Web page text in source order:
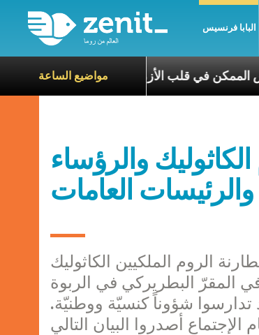
البابا فرنسيس
مواضيع الساعة
قدّيس الممكن في قلب الأزمات
والرؤساء
والرئيسات العامات
السيادة مطارنة الروم الملكيين الكاثوليك
المقرّ البطريركي في الربوة
شؤوناً كنسيّة ووطنيّة.